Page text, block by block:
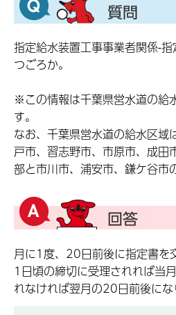
指定給水装置工事事業者関係-
つごろか。
※この情報は千葉県営水道の給
す。
なお、千葉県営水道の給水区域
戸市、習志野市、市原市、成田
部と市川市、浦安市、鎌ケ谷市
月に1度、20日前後に指定書を
1日頃の締切に受理されれば当
れなければ翌月の20日前後にな